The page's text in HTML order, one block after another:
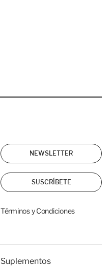
NEWSLETTER
SUSCRÍBETE
Términos y Condiciones
Suplementos